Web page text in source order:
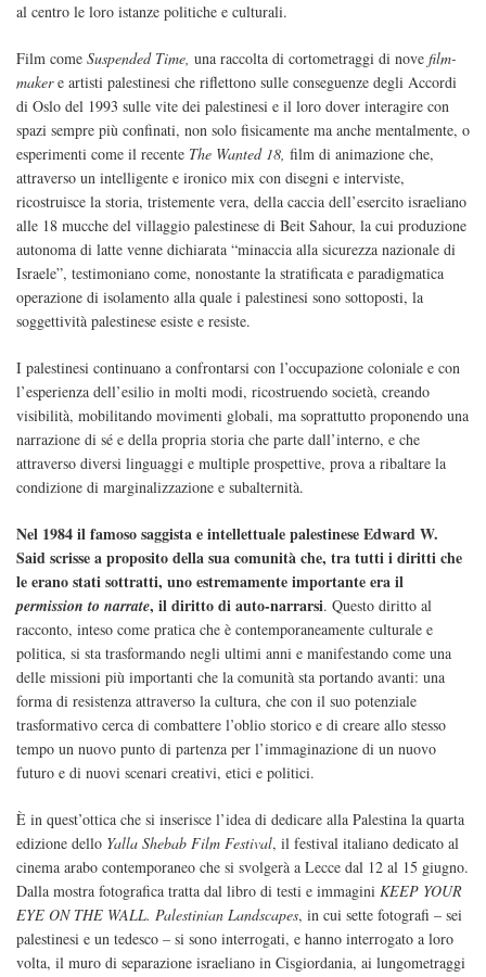
al centro le loro istanze politiche e culturali.
Film come Suspended Time, una raccolta di cortometraggi di nove film-
makere artisti palestinesi che riflettono sulle conseguenze degli Accordi
di Oslo del 1993 sulle vite dei palestinesi e il loro dover interagire con
spazi sempre più confinati, non solo fisicamente ma anche mentalmente, o
esperimenti come il recente The Wanted 18, film di animazione che,
attraverso un intelligente e ironico mix con disegni e interviste,
ricostruisce la storia, tristemente vera, della caccia dell’esercito israeliano
alle 18 mucche del villaggio palestinese di Beit Sahour, la cui produzione
autonoma di latte venne dichiarata “minaccia alla sicurezza nazionale di
Israele”, testimoniano come, nonostante la stratificata e paradigmatica
operazione di isolamento alla quale i palestinesi sono sottoposti, la
soggettività palestinese esiste e resiste.
I palestinesi continuano a confrontarsi con l’occupazione coloniale e con
l’esperienza dell’esilio in molti modi, ricostruendo società, creando
visibilità, mobilitando movimenti globali, ma soprattutto proponendo una
narrazione di sé e della propria storia che parte dall’interno, e che
attraverso diversi linguaggi e multiple prospettive, prova a ribaltare la
condizione di marginalizzazione e subalternità.
Nel 1984 il famoso saggista e intellettuale palestinese Edward W.
Said scrisse a proposito della sua comunità che, tra tutti i diritti che
le erano stati sottratti, uno estremamente importante era il
permission to narrate, il diritto di auto-narrarsi. Questo diritto al
racconto, inteso come pratica che è contemporaneamente culturale e
politica, si sta trasformando negli ultimi anni e manifestando come una
delle missioni più importanti che la comunità sta portando avanti: una
forma di resistenza attraverso la cultura, che con il suo potenziale
trasformativo cerca di combattere l’oblio storico e di creare allo stesso
tempo un nuovo punto di partenza per l’immaginazione di un nuovo
futuro e di nuovi scenari creativi, etici e politici.
È in quest’ottica che si inserisce l’idea di dedicare alla Palestina la quarta
edizione dello Yalla Shebab Film Festival, il festival italiano dedicato al
cinema arabo contemporaneo che si svolgerà a Lecce dal 12 al 15 giugno.
Dalla mostra fotografica tratta dal libro di testi e immagini KEEP YOUR
EYE ON THE WALL. Palestinian Landscapes, in cui sette fotografi – sei
palestinesi e un tedesco – si sono interrogati, e hanno interrogato a loro
volta, il muro di separazione israeliano in Cisgiordania, ai lungometraggi